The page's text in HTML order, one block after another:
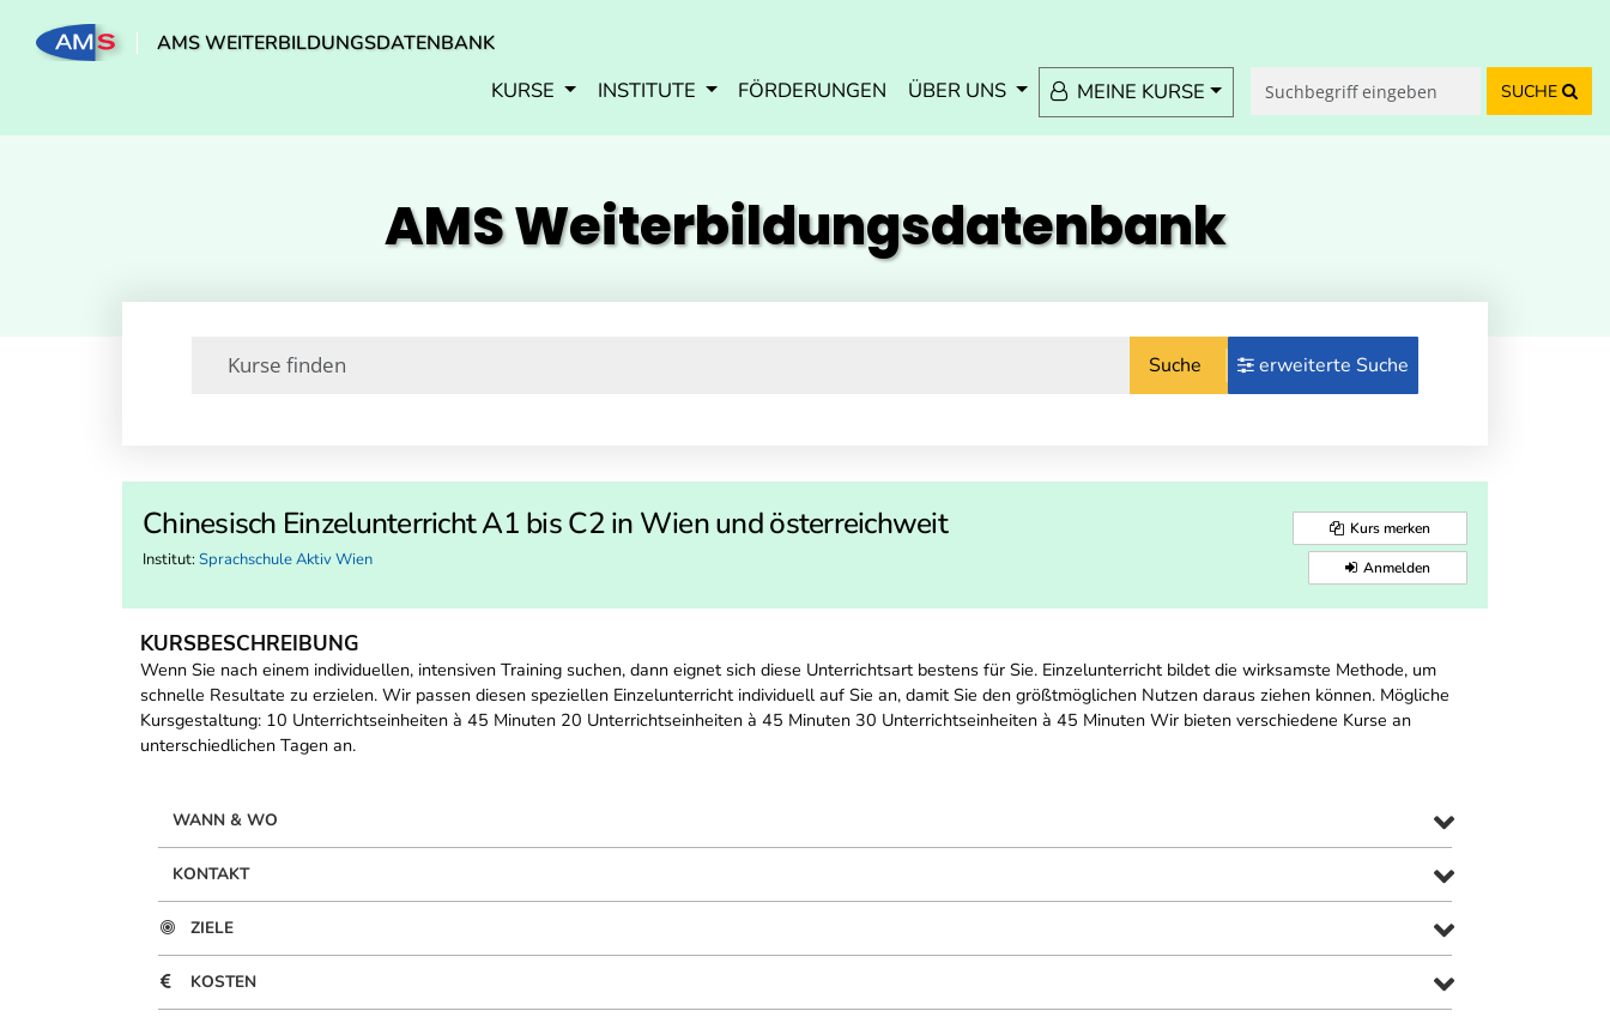
Zum Inhalt springen
Zum Navmenü springen
Zur Suche springen
Zur Footer springen
AMS WEITERBILDUNGSDATENBANK
KURSE INSTITUTE FÖRDERUNGEN ÜBER UNS MEINE KURSE SUCHE
AMS Weiterbildungs­datenbank
Suche erweiterte Suche
Chinesisch Einzelunterricht A1 bis C2 in Wien und österreichweit
Institut: Sprachschule Aktiv Wien
Kurs merken
Anmelden
KURSBESCHREIBUNG
Wenn Sie nach einem individuellen, intensiven Training suchen, dann eignet sich diese Unterrichtsart bestens für Sie. Einzelunterricht bildet die wirksamste Methode, um
schnelle Resultate zu erzielen. Wir passen diesen speziellen Einzelunterricht individuell auf Sie an, damit Sie den größtmöglichen Nutzen daraus ziehen können. Mögliche
Kursgestaltung: 10 Unterrichtseinheiten à 45 Minuten 20 Unterrichtseinheiten à 45 Minuten 30 Unterrichtseinheiten à 45 Minuten Wir bieten verschiedene Kurse an
unterschiedlichen Tagen an.
WANN & WO
KONTAKT
ZIELE
KOSTEN